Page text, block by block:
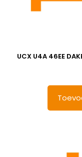
UCX U4A 46EE